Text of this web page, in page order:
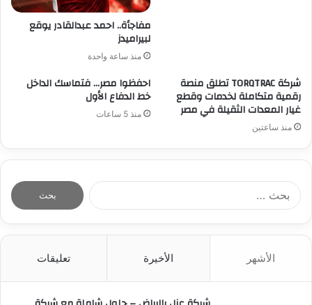
مفاجأة.. احمد عبدالقادر يوقع
لبيراميدز
منذ ساعة واحدة
شركة TORQTRAC تطلق منصة
رقمية متكاملة لخدمات وقطع
غيار المعدات الثقيلة في مصر
منذ ساعتين
احفظوا مصر… فتماسك الداخل
خط الدفاع الأول
منذ 5 ساعات
الأشهر الأخيرة تعليقات